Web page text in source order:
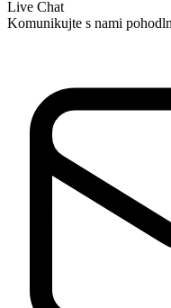
Live Chat
Komunikujte s nami